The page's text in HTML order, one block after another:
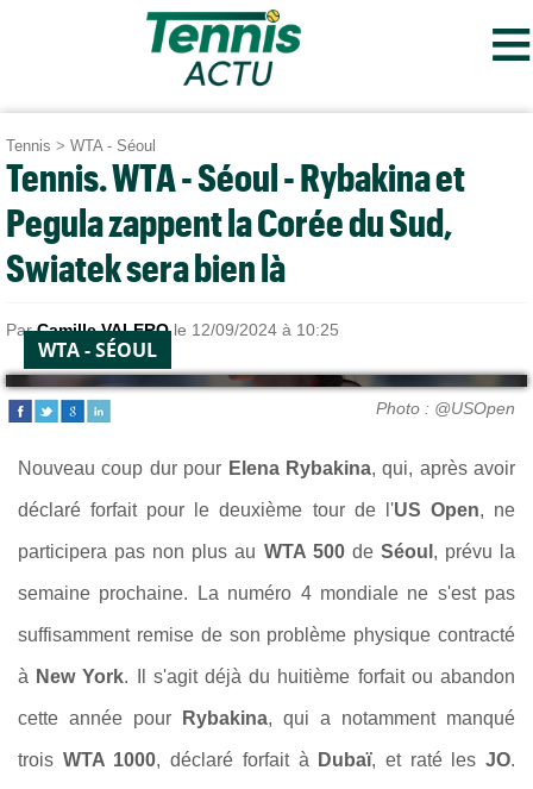
≡
Tennis > WTA - Séoul
Tennis. WTA - Séoul - Rybakina et
Pegula zappent la Corée du Sud,
Swiatek sera bien là
ParCamille VALEROle 12/09/2024 à 10:25
WTA - SÉOUL
Photo : @USOpen
Nouveau coup dur pour Elena Rybakina, qui, après avoir
déclaré forfait pour le deuxième tour de l'US Open, ne
participera pas non plus au WTA 500 de Séoul , prévu la
semaine prochaine. La numéro 4 mondiale ne s'est pas
suffisamment remise de son problème physique contracté
à New York. Il s'agit déjà du huitième forfait ou abandon
cette année pour Rybakina, qui a notamment manqué
trois WTA 1000, déclaré forfait à Dubaï, et raté lesJO.